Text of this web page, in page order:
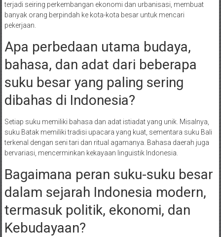
terjadi seiring perkembangan ekonomi dan urbanisasi, membuat
banyak orang berpindah ke kota-kota besar untuk mencari
pekerjaan.
Apa perbedaan utama budaya,
bahasa, dan adat dari beberapa
suku besar yang paling sering
dibahas di Indonesia?
Setiap suku memiliki bahasa dan adat istiadat yang unik. Misalnya,
suku Batak memiliki tradisi upacara yang kuat, sementara suku Bali
terkenal dengan seni tari dan ritual agamanya. Bahasa daerah juga
bervariasi, mencerminkan kekayaan linguistik Indonesia.
Bagaimana peran suku-suku besar
dalam sejarah Indonesia modern,
termasuk politik, ekonomi, dan
Kebudayaan?